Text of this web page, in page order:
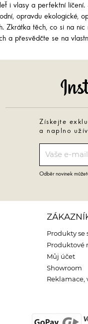
i vlasy a perfektní líčení.
opravdu ekologické,
Zkrátka těch, co si na
a přesvědčte se na
Získejte
a naplno
Odběr novinek
Produkty se
Produktové
Můj účet
Showroom
Reklamace,